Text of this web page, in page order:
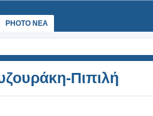
PHOTO NEA
Πιπιλή